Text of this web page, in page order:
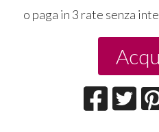
o paga in 3 rate senza